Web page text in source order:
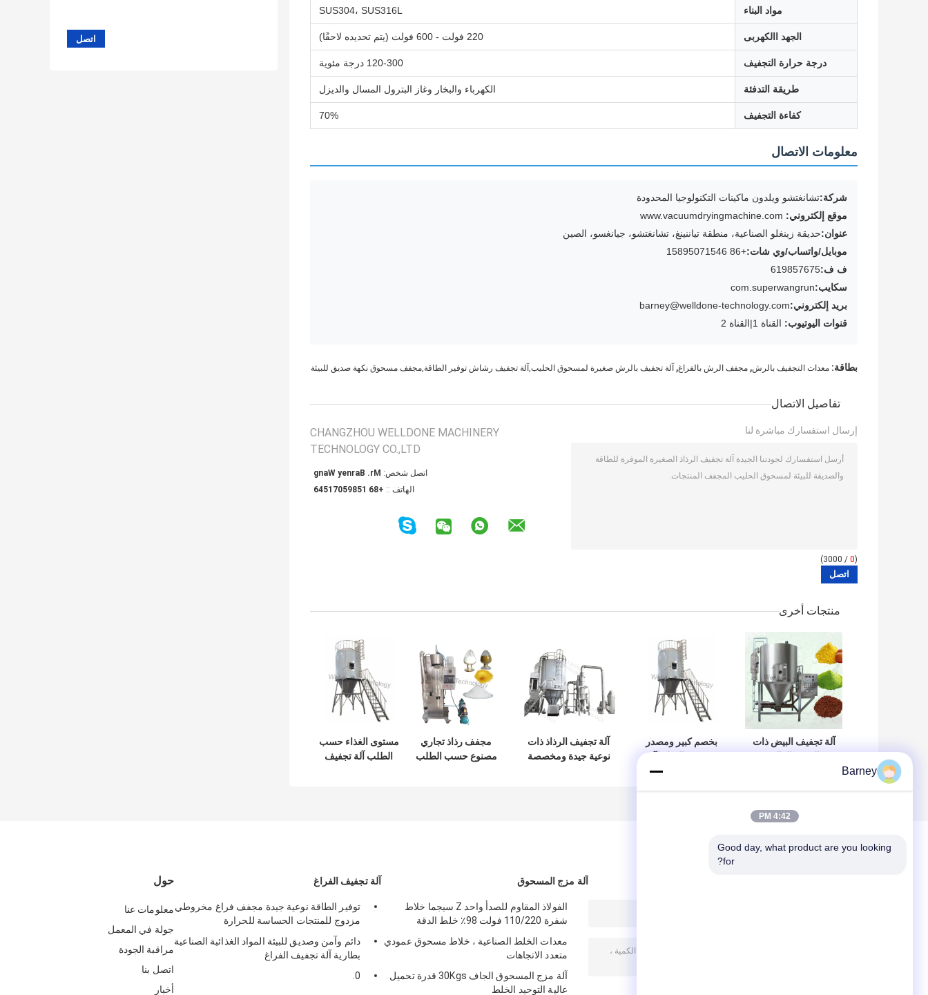
مواد البناء SUS304، SUS316L
الجهد االكهربى 220 فولت - 600 فولت (يتم تحديده لاحقًا)
درجة حرارة التجفيف 120-300 درجة مئوية
طريقة التدفئة الكهرباء والبخار وغاز البترول المسال والديزل
كفاءة التجفيف 70%
معلومات الاتصال
شركة:تشانغتشو ويلدون ماكينات التكنولوجيا المحدودة
موقع إلكتروني: www.vacuumdryingmachine.com
عنوان:حديقة زينغلو الصناعية، منطقة تياننينغ، تشانغتشو، جيانغسو، الصين
موبايل/واتساب/وي شات:+86 15895071546
ف ف:619857675
سكايب:com.superwangrun
بريد إلكتروني:barney@welldone-technology.com
قنوات اليوتيوب: القناة 1 |القناة 2
بطاقة: معدات التجفيف بالرش, مجفف الرش بالفراغ, آلة تجفيف بالرش صغيرة لمسحوق الحليب,آلة تجفيف رشاش توفير الطاقة,مجفف مسحوق نكهة صديق للبيئة
تفاصيل الاتصال
CHANGZHOU WELLDONE MACHINERY
TECHNOLOGY CO.,LTD
اتصل شخص: Mr. Barney Wang
الهاتف :: +86 15895071546
إرسال استفسارك مباشرة لنا
(
0
/ 3000)
منتجات أخرى
آلة تجفيف البيض ذات
الجودة العالية
بخصم كبير ومصدر
تسخين بالبخار لآلة
التجفيف بالرذاذ عالي
آلة تجفيف الرذاذ ذات
نوعية جيدة ومخصصة
مجفف رذاذ تجاري
مصنوع حسب الطلب
مستوى الغذاء حسب
الطلب آلة تجفيف
حول
معلومات عنا
جولة في المعمل
مراقبة الجودة
اتصل بنا
أخبار
آلة تجفيف الفراغ
توفير الطاقة نوعية جيدة مجفف فراغ مخروطي
مزدوج للمنتجات الحساسة للحرارة
دائم وآمن وصديق للبيئة المواد الغذائية الصناعية
بطارية آلة تجفيف الفراغ
0.
آلة مزج المسحوق
الفولاذ المقاوم للصدأ واحد Z سيجما خلاط
شفرة 110/220 فولت 98٪ خلط الدقة
معدات الخلط الصناعية ، خلاط مسحوق عمودي
متعدد الاتجاهات
آلة مزج المسحوق الجاف 30Kgs قدرة تحميل
عالية التوحيد الخلط
Barney
4:42 PM
Good day, what product are you looking
for?